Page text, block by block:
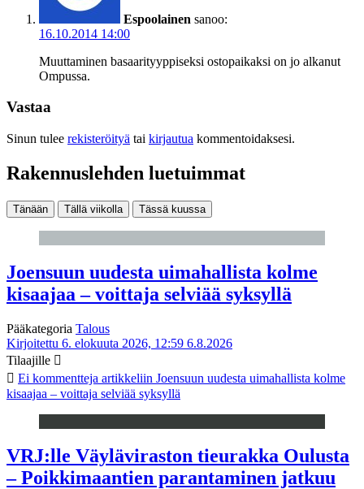
Espoolainen sanoo:
16.10.2014 14:00
Muuttaminen basaarityyppiseksi ostopaikaksi on jo alkanut
Ompussa.
Vastaa
Sinun tulee rekisteröityä tai kirjautua kommentoidaksesi.
Rakennuslehden luetuimmat
Tänään Tällä viikolla Tässä kuussa
Joensuun uudesta uimahallista kolme
kisaajaa – voittaja selviää syksyllä
Pääkategoria Talous
Kirjoitettu 6. elokuuta 2026, 12:59 6.8.2026
Tilaajille
Ei kommentteja artikkeliin Joensuun uudesta uimahallista kolme
kisaajaa – voittaja selviää syksyllä
VRJ:lle Väyläviraston tieurakka Oulusta
– Poikkimaantien parantaminen jatkuu